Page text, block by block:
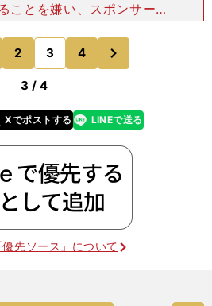
ことを嫌い、スポンサー契
チームは解散した。岡本は
ヤマハは結果的に一年待っ
ていたこと
のページへ
2 3 4
のページへ
3 / 4
Xでポストする
line LINEで送る
先ソース」について